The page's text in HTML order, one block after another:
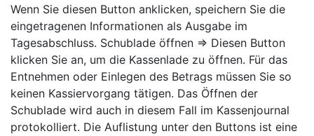
Wenn Sie diesen Button anklicken, speichern Sie die
eingetragenen Informationen als Ausgabe im
Tagesabschluss. Schublade öffnen ⇒ Diesen Button
klicken Sie an, um die Kassenlade zu öffnen. Für das
Entnehmen oder Einlegen des Betrags müssen Sie so
keinen Kassiervorgang tätigen. Das Öffnen der
Schublade wird auch in diesem Fall im Kassenjournal
protokolliert. Die Auflistung unter den Buttons ist eine